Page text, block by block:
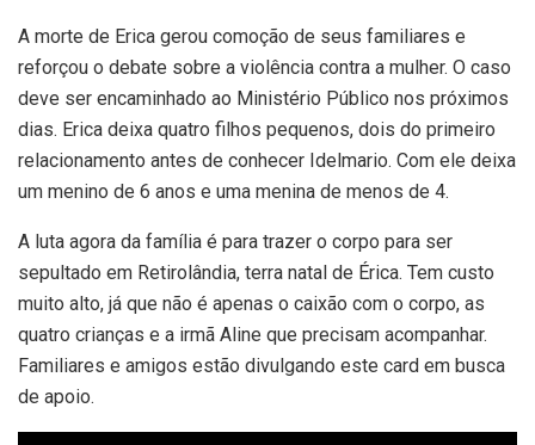
A morte de Erica gerou comoção de seus familiares e
reforçou o debate sobre a violência contra a mulher. O caso
deve ser encaminhado ao Ministério Público nos próximos
dias. Erica deixa quatro filhos pequenos, dois do primeiro
relacionamento antes de conhecer Idelmario. Com ele deixa
um menino de 6 anos e uma menina de menos de 4.
A luta agora da família é para trazer o corpo para ser
sepultado em Retirolândia, terra natal de Érica. Tem custo
muito alto, já que não é apenas o caixão com o corpo, as
quatro crianças e a irmã Aline que precisam acompanhar.
Familiares e amigos estão divulgando este card em busca
de apoio.